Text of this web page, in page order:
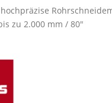
zu 2.000 mm / 80"